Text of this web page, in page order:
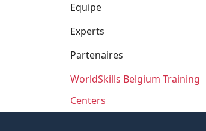
Equipe
Experts
Partenaires
WorldSkills Belgium Training
Centers